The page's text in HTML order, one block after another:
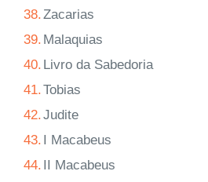
38.Zacarias
39. Malaquias
40. Livro da Sabedoria
41.Tobias
42.Judite
43. I Macabeus
44. II Macabeus